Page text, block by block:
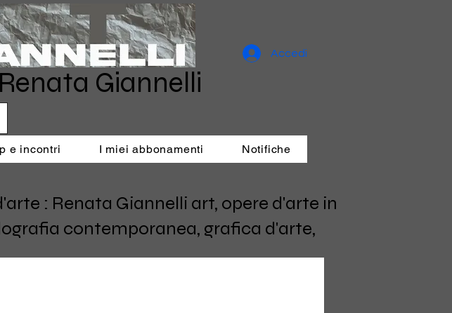
Giannelli
Accedi
e incontri I miei abbonamenti Notifiche
: Renata Giannelli art, opere d'arte in
contemporanea, grafica d'arte,